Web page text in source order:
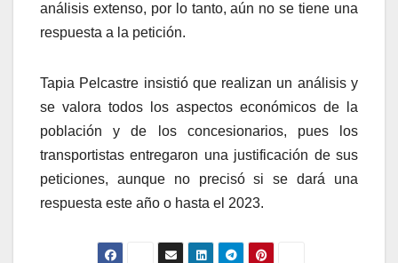
análisis extenso, por lo tanto, aún no se tiene una
respuesta a la petición.
Tapia Pelcastre insistió que realizan un análisis y
se valora todos los aspectos económicos de la
población y de los concesionarios, pues los
transportistas entregaron una justificación de sus
peticiones, aunque no precisó si se dará una
respuesta este año o hasta el 2023.